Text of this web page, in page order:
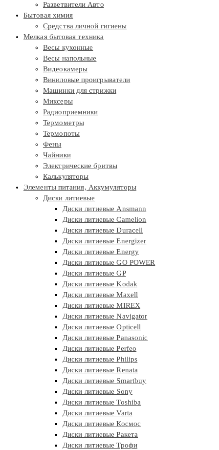
Разветвители Авто
Бытовая химия
Средства личной гигиены
Мелкая бытовая техника
Весы кухонные
Весы напольные
Видеокамеры
Виниловые проигрыватели
Машинки для стрижки
Миксеры
Радиоприемники
Термометры
Термопоты
Фены
Чайники
Электрические бритвы
Калькуляторы
Элементы питания, Аккумуляторы
Диски литиевые
Диски литиевые Ansmann
Диски литиевые Camelion
Диски литиевые Duracell
Диски литиевые Energizer
Диски литиевые Energy
Диски литиевые GO POWER
Диски литиевые GP
Диски литиевые Kodak
Диски литиевые Maxell
Диски литиевые MIREX
Диски литиевые Navigator
Диски литиевые Opticell
Диски литиевые Panasonic
Диски литиевые Perfeo
Диски литиевые Philips
Диски литиевые Renata
Диски литиевые Smartbuy
Диски литиевые Sony
Диски литиевые Toshiba
Диски литиевые Varta
Диски литиевые Космос
Диски литиевые Ракета
Диски литиевые Трофи